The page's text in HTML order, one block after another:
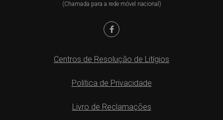
(Chamada para a rede móvel nacional)
Centros de Resolução de Litígios
Política de Privacidade
Livro de Reclamações